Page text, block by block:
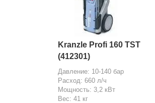
Kranzle Profi 160 TST
(412301)
Давление: 10-140 бар
Расход: 660 л/ч
Мощность: 3,2 кВт
Вес: 41 кг